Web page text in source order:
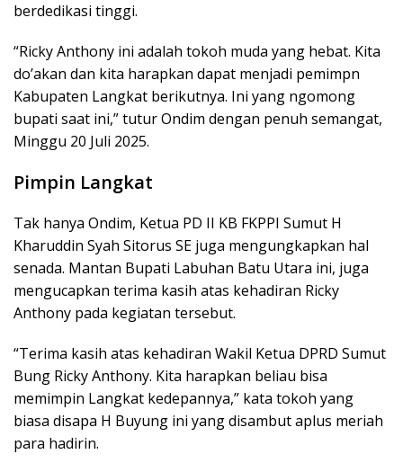
berdedikasi tinggi.
“Ricky Anthony ini adalah tokoh muda yang hebat. Kita
do’akan dan kita harapkan dapat menjadi pemimpn
Kabupaten Langkat berikutnya. Ini yang ngomong
bupati saat ini,” tutur Ondim dengan penuh semangat,
Minggu 20 Juli 2025.
Pimpin Langkat
Tak hanya Ondim, Ketua PD II KB FKPPI Sumut H
Kharuddin Syah Sitorus SE juga mengungkapkan hal
senada. Mantan Bupati Labuhan Batu Utara ini, juga
mengucapkan terima kasih atas kehadiran Ricky
Anthony pada kegiatan tersebut.
“Terima kasih atas kehadiran Wakil Ketua DPRD Sumut
Bung Ricky Anthony. Kita harapkan beliau bisa
memimpin Langkat kedepannya,” kata tokoh yang
biasa disapa H Buyung ini yang disambut aplus meriah
para hadirin.